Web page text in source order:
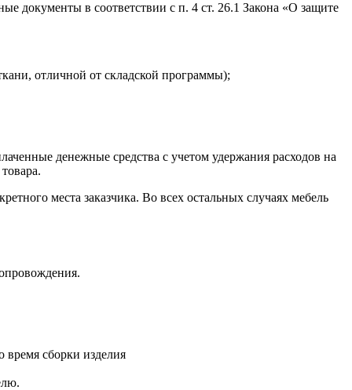
документы в соответствии с п. 4 ст. 26.1 Закона «О защите
отличной от складской программы);
денежные средства с учетом удержания расходов на
места заказчика. Во всех остальных случаях мебель
сборки изделия